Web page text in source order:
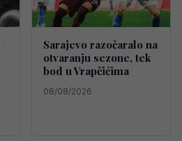
Sarajevo razočaralo na
otvaranju sezone, tek
bod u Vrapčićima
08/08/2026